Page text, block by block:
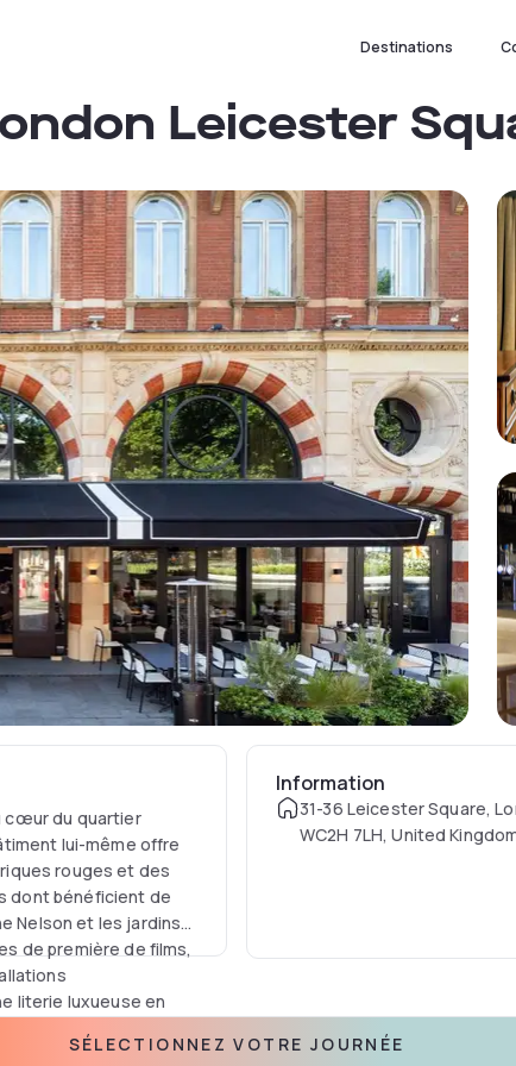
Destinations
Leicester
cœur du quartier
lui-même offre
rouges et des
dont bénéficient de
Nelson et les jardins
de première de films,
literie luxueuse en
technologie,
Information
31-36 Leicester Square,
WC2H 7LH, United
SÉLECTIONNEZ VOTRE JOURNÉE